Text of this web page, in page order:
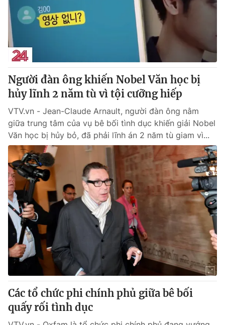
Người đàn ông khiến Nobel Văn học bị
hủy lĩnh 2 năm tù vì tội cưỡng hiếp
VTV.vn - Jean-Claude Arnault, người đàn ông nằm
giữa trung tâm của vụ bê bối tình dục khiến giải Nobel
Văn học bị hủy bỏ, đã phải lĩnh án 2 năm tù giam vì...
Các tổ chức phi chính phủ giữa bê bối
quấy rối tình dục